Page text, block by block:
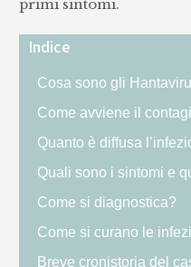
primi sintomi.
Indice
Cosa sono gli
Come avviene il
Quanto è diffusa
Quali sono i sintomi e
Come si diagnostica?
Come si curano le
Breve cronistoria del